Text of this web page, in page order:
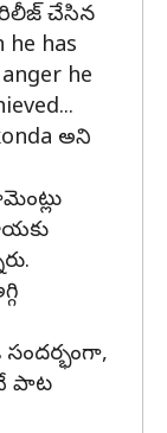
చేసిన
has
he
అని
పాట